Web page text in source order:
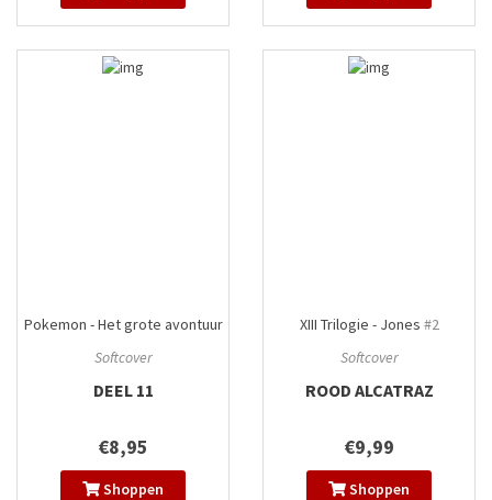
Pokemon - Het grote avontuur
Softcover
DEEL 11
€8,95
Shoppen
XIII Trilogie - Jones #2
Softcover
ROOD ALCATRAZ
€9,99
Shoppen